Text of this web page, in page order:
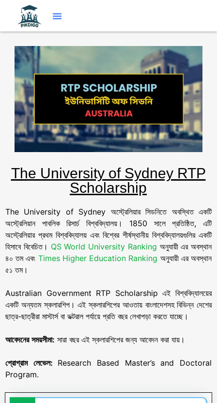
The University of Sydney RTP
Scholarship
The University of Sydney অস্ট্রেলিয়ার সিডনিতে অবস্থিত একটি
অস্ট্রেলিয়ান পাবলিক রিসার্চ বিশ্ববিদ্যালয়। 1850 সালে প্রতিষ্ঠিত, এটি
অস্ট্রেলিয়ার প্রথম বিশ্ববিদ্যালয় এবং বিশ্বের শীর্ষস্থানীয় বিশ্ববিদ্যালয়গুলির একটি
হিসাবে বিবেচিত। QS World University Ranking অনুযায়ী এর অবস্থান
৪০ তম এবং Times Higher Education Ranking অনুযায়ী এর অবস্থান
৫১ তম।
Australian Government RTP Scholarship এই বিশ্ববিদ্যালয়ের
একটি অন্যতম স্কলারশিপ। এই স্কলারশিপের আওতায় বাংলাদেশসহ বিভিন্ন দেশের
ছাত্র-ছাত্রীরা মাস্টার্স বা ডক্টরাল পর্যায়ে প্রতি বছর লেখাপড়া করতে যাচ্ছে।
আবেদনের সময়সীমা: সারা বছর এই স্কলারশিপের জন্য আবেদন করা যায়।
প্রোগ্রাম লেভেল: Research Based Master’s and Doctoral
Program.